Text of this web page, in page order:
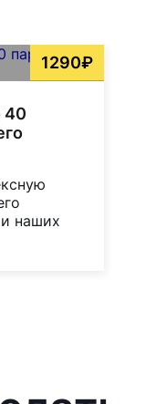
1290₽
40
наших